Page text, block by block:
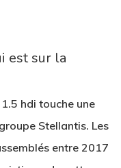
est sur la
hdi touche une
Stellantis. Les
entre 2017